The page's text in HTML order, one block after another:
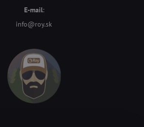
E-mail:
info@roy.sk